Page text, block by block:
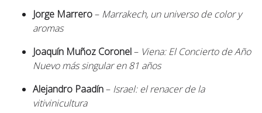
Jorge Marrero– Marrakech, un universo de color y
aromas
Joaquín Muñoz Coronel– Viena: El Concierto de Año
Nuevo más singular en 81 años
Alejandro Paadín– Israel: el renacer de la
vitivinicultura